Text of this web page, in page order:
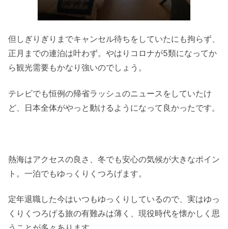
但しぎりぎりまでキャンセル待ちをしていたにも拘らず、
正月までの連泊は叶わず。やはりコロナが5類になってか
ら観光需要もかなり強いのでしょう。
テレビでも恒例の帰省ラッシュのニュースをしていたけ
ど、日本全体がやっと動けるようになって良かったです。
熱海はアクセスの良さ、冬でも安心の気候が大きなポイン
ト。一泊でもゆっくりくつろげます。
定年退職した今はいつもゆっくりしているので、実はゆっ
くりくつろげる旅の有難みは薄く、現役時代を懐かしく思